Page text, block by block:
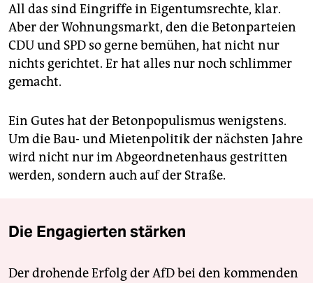
All das sind Eingriffe in Eigentumsrechte, klar.
Aber der Wohnungsmarkt, den die Betonparteien
CDU und SPD so gerne bemühen, hat nicht nur
nichts gerichtet. Er hat alles nur noch schlimmer
gemacht.
Ein Gutes hat der Betonpopulismus wenigstens.
Um die Bau- und Mietenpolitik der nächsten Jahre
wird nicht nur im Abgeordnetenhaus gestritten
werden, sondern auch auf der Straße.
Die Engagierten stärken
Der drohende Erfolg der AfD bei den kommenden